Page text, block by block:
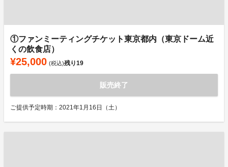
①ファンミーティングチケット東京都内（東京ドーム近
くの飲食店）
¥25,000 (税込)残り19
販売終了
ご提供予定時期：2021年1月16日（土）